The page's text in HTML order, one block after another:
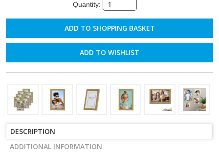
Quantity:
ADD TO WISHLIST
DESCRIPTION
ADDITIONAL INFORMATION